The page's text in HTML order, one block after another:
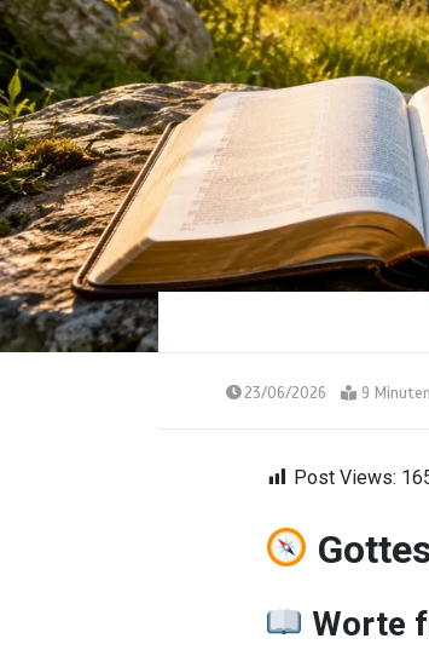
23/06/2026 9 Minuten
Post Views:
Worte